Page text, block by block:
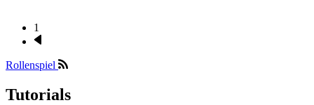
Seitennummerierung
1
Nächste
Rollenspiel
Tutorials